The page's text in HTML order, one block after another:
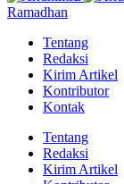
Ramadhan
Tentang
Redaksi
Kirim Artikel
Kontributor
Kontak
Tentang
Redaksi
Kirim Artikel